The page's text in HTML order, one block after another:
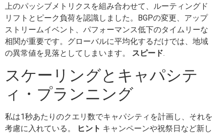
上のパッシブメトリクスを組み合わせて、ルーティングド
リフトとピーク負荷を認識しました。BGPの変更、アップ
ストリームイベント、パフォーマンス低下のタイムリーな
相関が重要です。グローバルに平均化するだけでは、地域
の異常値を見落としてしまいます。
スピード.
スケーリングとキャパシテ
ィ・プランニング
私は1秒あたりのクエリ数でキャパシティを計画し、それを
考慮に入れている。
ヒント キャンペーンや祝祭日など新し